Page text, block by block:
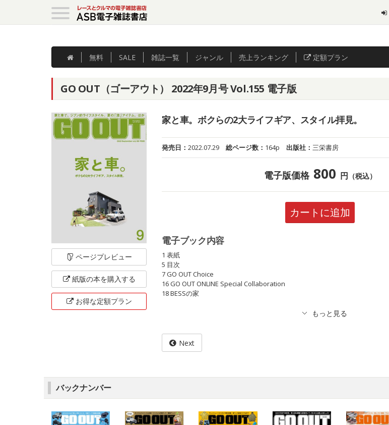
無料 SALE 雑誌一覧 ジャンル 売上ランキング 定額プラン
GO OUT（ゴーアウト） 2022年9月号 Vol.155 電子版
ページプレビュー
紙版の本を購入する
お得な定額プラン
家と車。ボクらの2大ライフギア、スタイル拝見。
発売日：2022.07.29 総ページ数： 164p 出版社：三栄書房
電子版価格 800 円 （税込）
カートに追加
電子ブック内容
1 表紙
5 目次
7 GO OUT Choice
16 GO OUT ONLINE Special Collaboration
18 BESSの家
Next
バックナンバー